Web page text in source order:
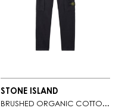
STONE ISLAND
BRUSHED ORGANIC COTTON CANVAS 'OLD' EFFECT